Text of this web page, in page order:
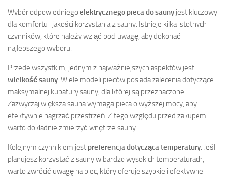
Wybór odpowiedniego elektrycznego pieca do sauny jest kluczowy
dla komfortu i jakości korzystania z sauny. Istnieje kilka istotnych
czynników, które należy wziąć pod uwagę, aby dokonać
najlepszego wyboru.
Przede wszystkim, jednym z najważniejszych aspektów jest
wielkość sauny. Wiele modeli pieców posiada zalecenia dotyczące
maksymalnej kubatury sauny, dla której są przeznaczone.
Zazwyczaj większa sauna wymaga pieca o wyższej mocy, aby
efektywnie nagrzać przestrzeń. Z tego względu przed zakupem
warto dokładnie zmierzyć wnętrze sauny.
Kolejnym czynnikiem jest preferencja dotycząca temperatury. Jeśli
planujesz korzystać z sauny w bardzo wysokich temperaturach,
warto zwrócić uwagę na piec, który oferuje szybkie i efektywne